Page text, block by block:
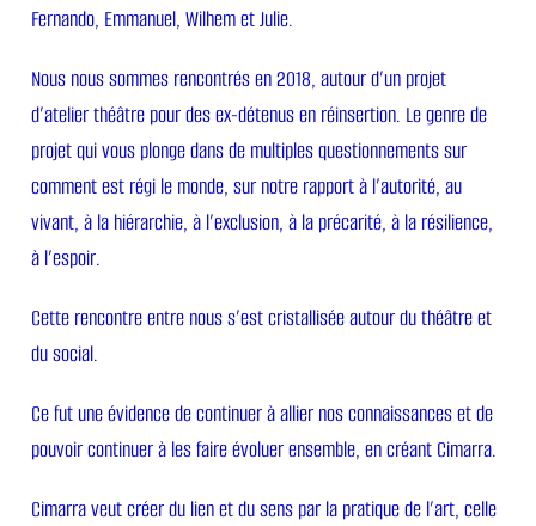
Fernando, Emmanuel, Wilhem et Julie.
Nous nous sommes rencontrés en 2018, autour d’un projet
d’atelier théâtre pour des ex-détenus en réinsertion. Le genre de
projet qui vous plonge dans de multiples questionnements sur
comment est régi le monde, sur notre rapport à l’autorité, au
vivant, à la hiérarchie, à l’exclusion, à la précarité, à la résilience,
à l’espoir.
Cette rencontre entre nous s’est cristallisée autour du théâtre et
du social.
Ce fut une évidence de continuer à allier nos connaissances et de
pouvoir continuer à les faire évoluer ensemble, en créant Cimarra.
Cimarra veut créer du lien et du sens par la pratique de l’art, celle